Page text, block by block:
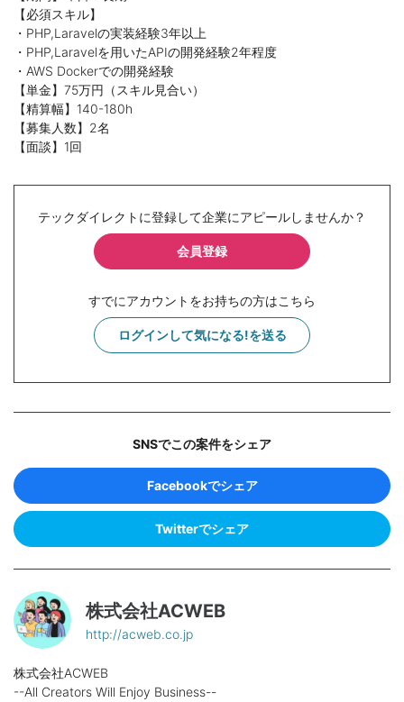
【必須スキル】
・PHP,Laravelの実装経験3年以上
・PHP,Laravelを用いたAPIの開発経験2年程度
・AWS Dockerでの開発経験
【単金】75万円（スキル見合い）
【精算幅】140-180h
【募集人数】2名
【面談】1回
テックダイレクトに登録して企業にアピールしませんか？
会員登録
すでにアカウントをお持ちの方はこちら
ログインして気になる!を送る
SNSでこの案件をシェア
Facebookでシェア
Twitterでシェア
株式会社ACWEB
http://acweb.co.jp
株式会社ACWEB
--All Creators Will Enjoy Business--